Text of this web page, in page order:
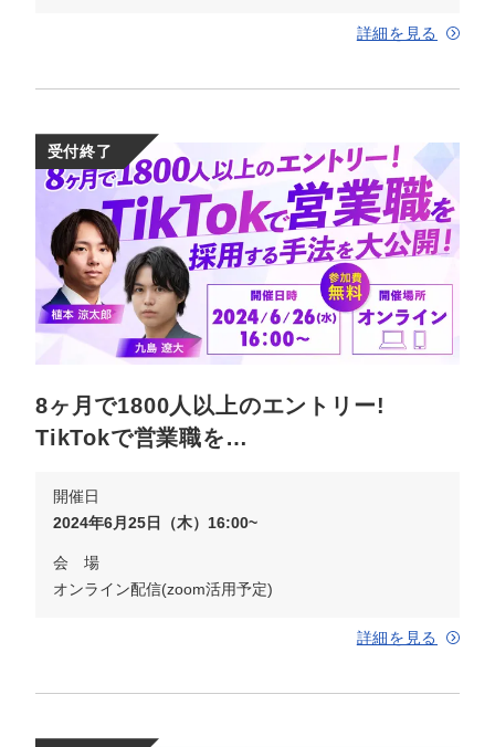
詳細を見る
受付終了
8ヶ月で1800人以上のエントリー!
TikTokで営業職を…
開催日
2024年6月25日（木）16:00~
会 場
オンライン配信(zoom活用予定)
詳細を見る